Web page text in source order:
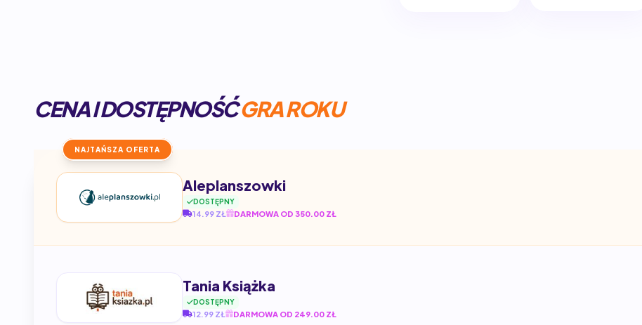
CENA I DOSTĘPNOŚĆGRA ROKU
NAJTAŃSZA OFERTA
Aleplanszowki
DOSTĘPNY
14.99 ZŁ DARMOWA OD 350.00 ZŁ
Tania Książka
DOSTĘPNY
12.99 ZŁ DARMOWA OD 249.00 ZŁ